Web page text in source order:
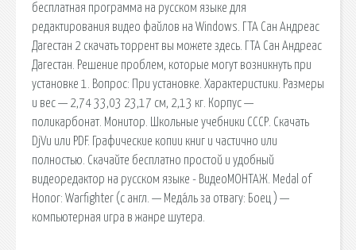
бесплатная программа на русском языке для
редактирования видео файлов на Windows. ГТА Сан Андреас
Дагестан 2 скачать торрент вы можете здесь. ГТА Сан Андреас
Дагестан. Решение проблем, которые могут возникнуть при
установке 1. Вопрос: При установке. Характеристики. Размеры
и вес — 2,74 33,03 23,17 см, 2,13 кг. Корпус —
поликарбонат. Монитор. Школьные учебники СССР. Скачать
DjVu или PDF. Графические копии книг и частично или
полностью. Скачайте бесплатно простой и удобный
видеоредактор на русском языке - ВидеоМОНТАЖ. Medal of
Honor: Warfighter (с англ. — Меда́ль за отвагу: Боец ) —
компьютерная игра в жанре шутера.